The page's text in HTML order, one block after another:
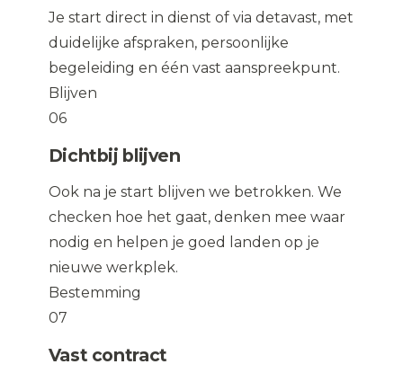
Je start direct in dienst of via detavast, met
duidelijke afspraken, persoonlijke
begeleiding en één vast aanspreekpunt.
Blijven
06
Dichtbij blijven
Ook na je start blijven we betrokken. We
checken hoe het gaat, denken mee waar
nodig en helpen je goed landen op je
nieuwe werkplek.
Bestemming
07
Vast contract